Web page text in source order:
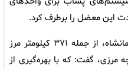
این معضل را برطرف کرد.
وی با اشاره به مزیت‌های استان کرمانشاه، از جمله ۳۷۱ کیلومتر مرز
مرزی، گفت: که با بهره‌گیری از